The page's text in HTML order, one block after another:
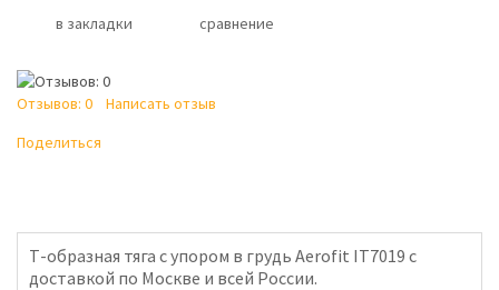
в закладки сравнение
Отзывов: 0
Написать отзыв
Поделиться
Т-образная тяга с упором в грудь Aerofit IT7019 с
доставкой по Москве и всей России.